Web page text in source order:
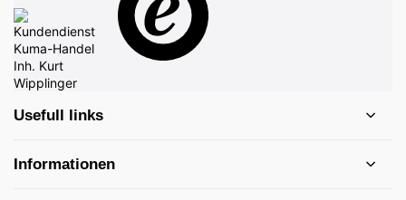
Usefull links
Informationen